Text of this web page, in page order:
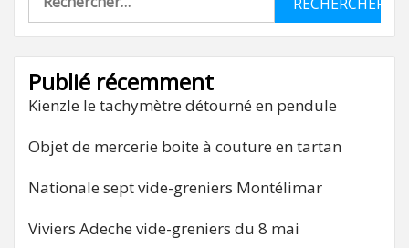
Publié récemment
Kienzle le tachymètre détourné en pendule
Objet de mercerie boite à couture en tartan
Nationale sept vide-greniers Montélimar
Viviers Adeche vide-greniers du 8 mai